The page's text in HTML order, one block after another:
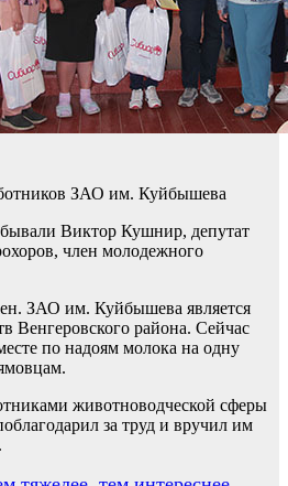
ЗАО им. Куйбышева
Виктор Кушнир, депутат
член молодежного
ЗАО им. Куйбышева является
Венгеровского района. Сейчас
по надоям молока на одну
животноводческой сферы
за труд и вручил им